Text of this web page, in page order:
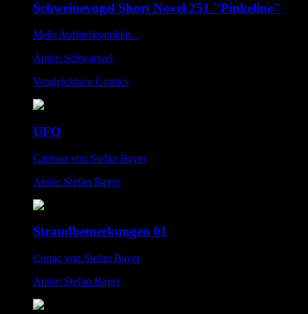
Schweinevogel Short Novel 251 "Pinkeline"
Mehr Aufmerksamkeit...
Autor: Schwarwel
Vergleichbare Comics
UFO
Cartoon von Stefan Bayer
Autor: Stefan Bayer
Strandbemerkungen 01
Comic von Stefan Bayer
Autor: Stefan Bayer